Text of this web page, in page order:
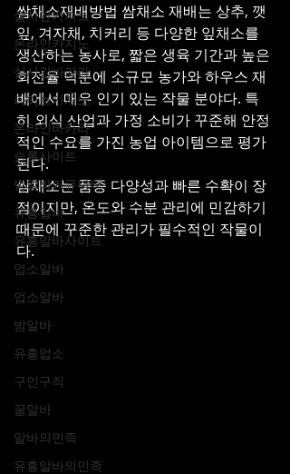
실시간카지노
온라인카지노
실시간바카라
라이브카지노
온라인바카라
슬롯사이트
밤알바커뮤니티
유흥알바
유흥알바사이트
업소알바
업소알바
밤알바
유흥업소
구인구직
꿀알바
알바의민족
유흥알바의민족
쌈채소재배방법 쌈채소 재배는 상추, 깻
잎, 겨자채, 치커리 등 다양한 잎채소를
생산하는 농사로, 짧은 생육 기간과 높은
회전율 덕분에 소규모 농가와 하우스 재
배에서 매우 인기 있는 작물 분야다. 특
히 외식 산업과 가정 소비가 꾸준해 안정
적인 수요를 가진 농업 아이템으로 평가
된다.
쌈채소는 품종 다양성과 빠른 수확이 장
점이지만, 온도와 수분 관리에 민감하기
때문에 꾸준한 관리가 필수적인 작물이
다.